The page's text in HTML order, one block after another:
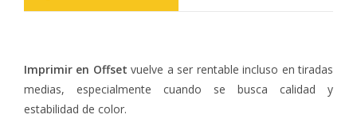
Imprimir en Offset vuelve a ser rentable incluso en tiradas
medias, especialmente cuando se busca calidad y
estabilidad de color.